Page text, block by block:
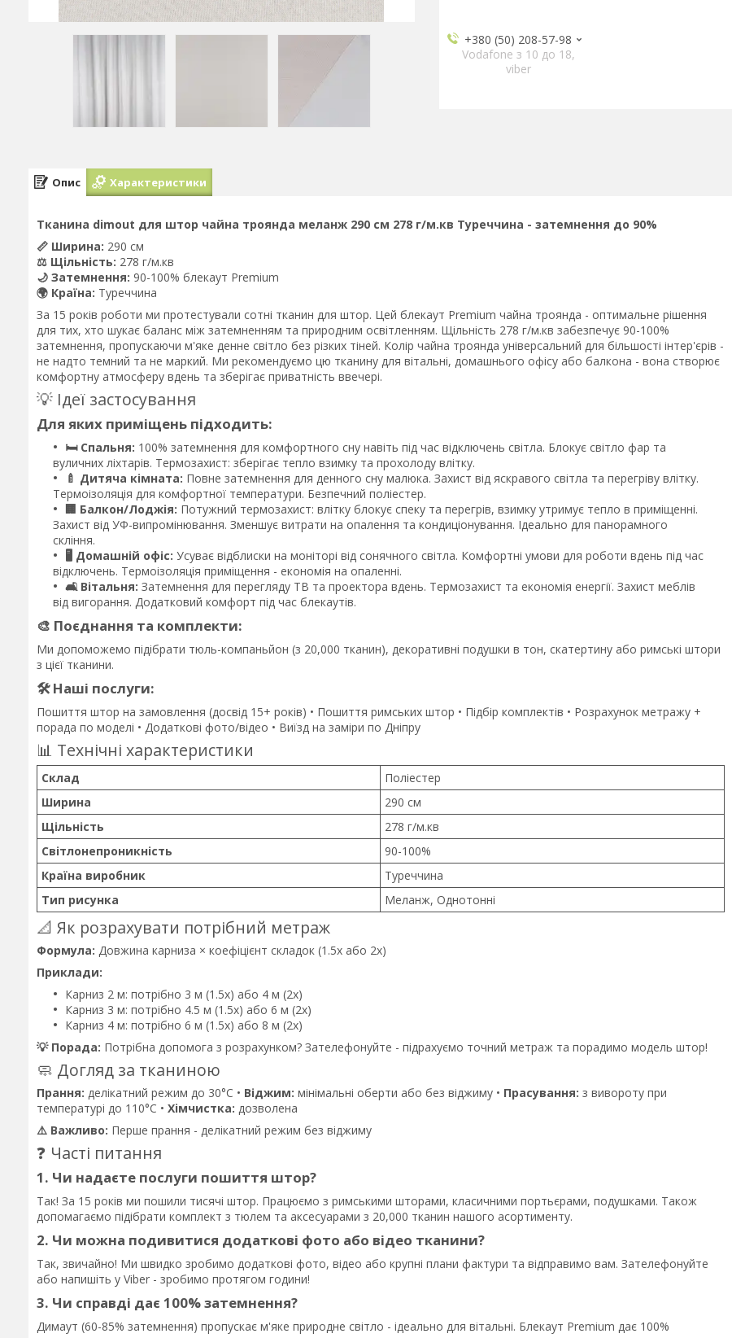
+380 (50) 208-57-98
Vodafone з 10 до 18,
viber
Опис Характеристики
Тканина dimout для штор чайна троянда меланж 290 см 278 г/м.кв Туреччина - затемнення до 90%
📏 Ширина: 290 см
⚖️ Щільність: 278 г/м.кв
🌙 Затемнення: 90-100% блекаут Premium
🌍 Країна: Туреччина
За 15 років роботи ми протестували сотні тканин для штор. Цей блекаут Premium чайна троянда - оптимальне рішення
для тих, хто шукає баланс між затемненням та природним освітленням. Щільність 278 г/м.кв забезпечує 90-100%
затемнення, пропускаючи м'яке денне світло без різких тіней. Колір чайна троянда універсальний для більшості інтер'єрів -
не надто темний та не маркий. Ми рекомендуємо цю тканину для вітальні, домашнього офісу або балкона - вона створює
комфортну атмосферу вдень та зберігає приватність ввечері.
💡 Ідеї застосування
Для яких приміщень підходить:
🛏️ Спальня: 100% затемнення для комфортного сну навіть під час відключень світла. Блокує світло фар та
вуличних ліхтарів. Термозахист: зберігає тепло взимку та прохолоду влітку.
🍼 Дитяча кімната: Повне затемнення для денного сну малюка. Захист від яскравого світла та перегріву влітку.
Термоізоляція для комфортної температури. Безпечний поліестер.
🏢 Балкон/Лоджія: Потужний термозахист: влітку блокує спеку та перегрів, взимку утримує тепло в приміщенні.
Захист від УФ-випромінювання. Зменшує витрати на опалення та кондиціонування. Ідеально для панорамного
скління.
🖥️ Домашній офіс: Усуває відблиски на моніторі від сонячного світла. Комфортні умови для роботи вдень під час
відключень. Термоізоляція приміщення - економія на опаленні.
🛋️ Вітальня: Затемнення для перегляду ТВ та проектора вдень. Термозахист та економія енергії. Захист меблів
від вигорання. Додатковий комфорт під час блекаутів.
🎨 Поєднання та комплекти:
Ми допоможемо підібрати тюль-компаньйон (з 20,000 тканин), декоративні подушки в тон, скатертину або римські штори
з цієї тканини.
🛠️ Наші послуги:
Пошиття штор на замовлення (досвід 15+ років) • Пошиття римських штор • Підбір комплектів • Розрахунок метражу +
порада по моделі • Додаткові фото/відео • Виїзд на заміри по Дніпру
📊 Технічні характеристики
Склад
Поліестер
Ширина
290 см
Щільність
278 г/м.кв
Світлонепроникність
90-100%
Країна виробник
Туреччина
Тип рисунка
Меланж, Однотонні
📐 Як розрахувати потрібний метраж
Формула: Довжина карниза × коефіцієнт складок (1.5x або 2x)
Приклади:
Карниз 2 м: потрібно 3 м (1.5x) або 4 м (2x)
Карниз 3 м: потрібно 4.5 м (1.5x) або 6 м (2x)
Карниз 4 м: потрібно 6 м (1.5x) або 8 м (2x)
💡 Порада: Потрібна допомога з розрахунком? Зателефонуйте - підрахуємо точний метраж та порадимо модель штор!
🧼 Догляд за тканиною
Прання: делікатний режим до 30°C • Віджим: мінімальні оберти або без віджиму • Прасування: з вивороту при
температурі до 110°C • Хімчистка: дозволена
⚠️ Важливо: Перше прання - делікатний режим без віджиму
❓ Часті питання
1. Чи надаєте послуги пошиття штор?
Так! За 15 років ми пошили тисячі штор. Працюємо з римськими шторами, класичними портьєрами, подушками. Також
допомагаємо підібрати комплект з тюлем та аксесуарами з 20,000 тканин нашого асортименту.
2. Чи можна подивитися додаткові фото або відео тканини?
Так, звичайно! Ми швидко зробимо додаткові фото, відео або крупні плани фактури та відправимо вам. Зателефонуйте
або напишіть у Viber - зробимо протягом години!
3. Чи справді дає 100% затемнення?
Димаут (60-85% затемнення) пропускає м'яке природне світло - ідеально для вітальні. Блекаут Premium дає 100%